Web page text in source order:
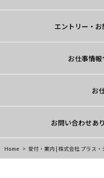
エントリー・
お仕事情
お
お仕事へ
お問い合わせあ
Home > 受付・案内 | 株式会社 プラス・